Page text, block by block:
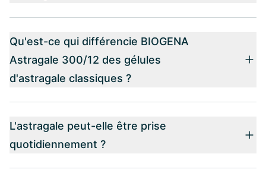
Qu'est-ce qui différencie BIOGENA
Astragale 300/12 des gélules
d'astragale classiques ?
L'astragale peut-elle être prise
quotidiennement ?